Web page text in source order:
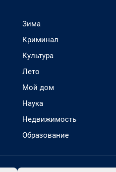
Зима
Криминал
Культура
Лето
Мой дом
Наука
Недвижимость
Образование